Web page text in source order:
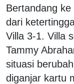
Bertandang
dari
Villa 3-1. Villa
Tammy
situasi
diganjar kartu